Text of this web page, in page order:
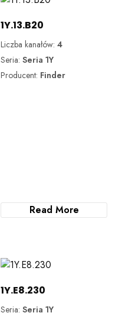
1Y.13.B20
Liczba kanałów:4
Seria:Seria 1Y
Producent: Finder
Read More
1Y.E8.230
Seria:Seria 1Y